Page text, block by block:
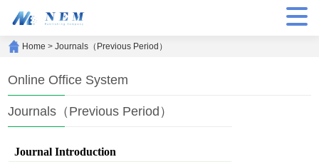
Home >Journals（Previous Period）
Online Office System
Journals（Previous Period）
Journal Introduction